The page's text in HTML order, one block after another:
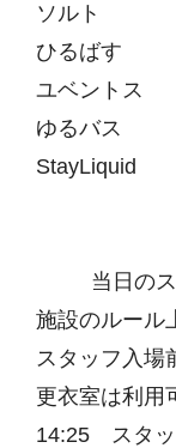
ソルト
ひるばす
ユベントス
ゆるバス
StayLiquid
当日のス
施設のルール
スタッフ入場
更衣室は利用
14:25 スタッ